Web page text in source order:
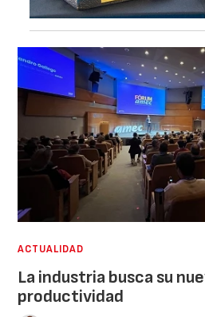
ACTUALIDAD
La industria busca su
productividad